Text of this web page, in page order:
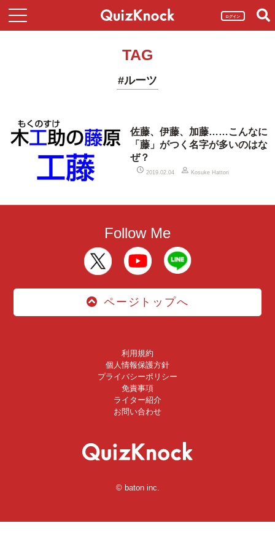
ログイン
TAG
#ルーツ
佐藤、伊藤、加藤……こんなに
「藤」がつく名字が多いのはな
ぜ？
2019.02.04 Kosuke Hattori
Follow Me
ページトップへ
利用規約
個人情報保護方針
プライバシーポリシー
免責事項
ライター紹介
お問い合わせ
© baton inc.